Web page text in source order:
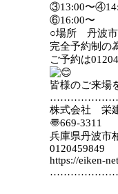
③13:00〜
⑥16:00〜
○場所 丹波市
完全予約制の
ご予約は
皆様のご来場
株式会社 栄
〠669-3311
兵庫県丹波市
0120459849
https://eiken-